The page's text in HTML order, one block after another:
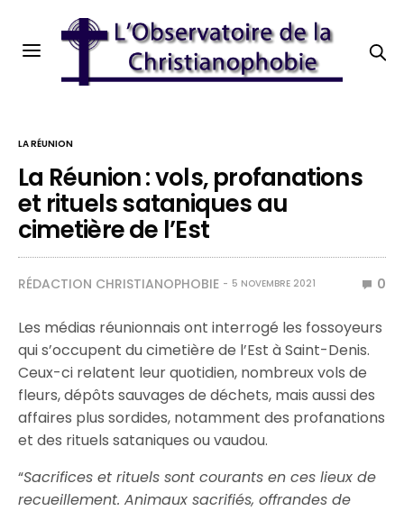
LA RÉUNION
La Réunion : vols, profanations
et rituels sataniques au
cimetière de l’Est
RÉDACTION CHRISTIANOPHOBIE 5 NOVEMBRE 2021 0
Les médias réunionnais ont interrogé les fossoyeurs
qui s’occupent du cimetière de l’Est à Saint-Denis.
Ceux-ci relatent leur quotidien, nombreux vols de
fleurs, dépôts sauvages de déchets, mais aussi des
affaires plus sordides, notamment des profanations
et des rituels sataniques ou vaudou.
“Sacrifices et rituels sont courants en ces lieux de
recueillement. Animaux sacrifiés, offrandes de